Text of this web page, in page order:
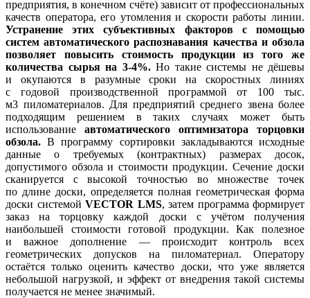
предприятия, в конечном счёте) зависит от профессиональных
качеств оператора, его утомления и скорости работы линии.
Устранение этих субъективных факторов с помощью
систем автоматического распознавания качества и обзола
позволяет повысить стоимость продукции из того же
количества сырья на 3-4%.Но такие системы не дёшевы
и окупаются в разумные сроки на скоростных линиях
с годовой производственной программой от 100 тыс.
м3 пиломатериалов. Для предприятий среднего звена более
подходящим решением в таких случаях может быть
использование автоматического оптимизатора торцовки
обзола. В программу сортировки закладываются исходные
данные о требуемых (контрактных) размерах досок,
допустимого обзола и стоимости продукции. Сечение доски
сканируется с высокой точностью во множестве точек
по длине доски, определяется полная геометрическая форма
доски системой VECTOR LMS, затем программа формирует
заказ на торцовку каждой доски с учётом получения
наибольшей стоимости готовой продукции. Как полезное
и важное дополнение — происходит контроль всех
геометрических допусков на пиломатериал. Оператору
остаётся только оценить качество доски, что уже является
небольшой нагрузкой, и эффект от внедрения такой системы
получается не менее значимый.